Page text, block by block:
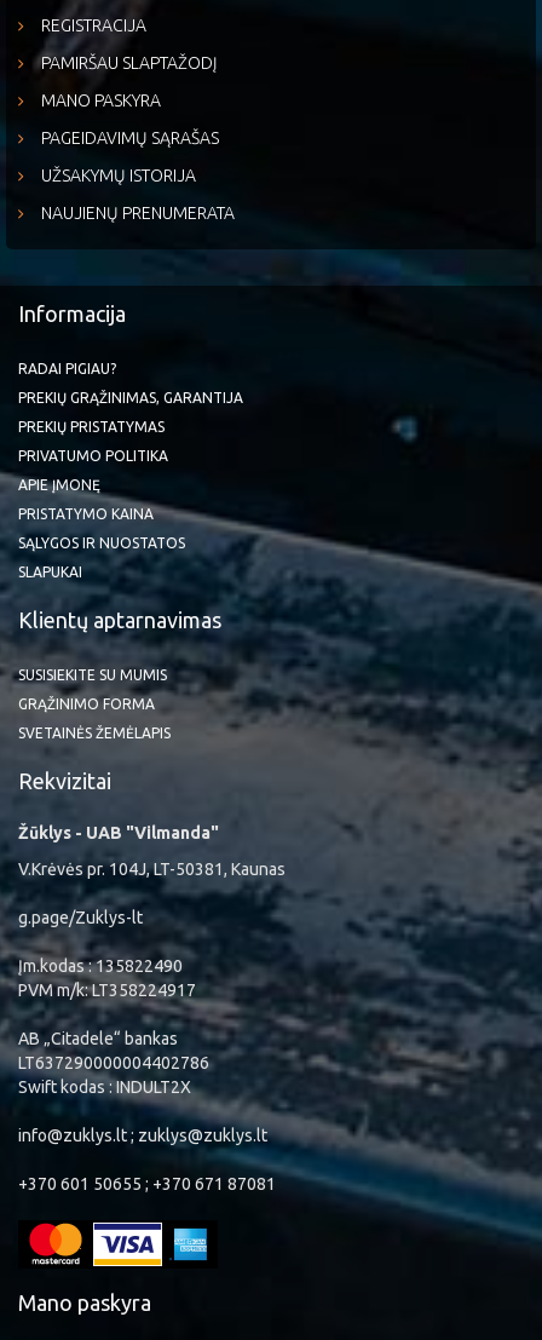
REGISTRACIJA
PAMIRŠAU SLAPTAŽODĮ
MANO PASKYRA
PAGEIDAVIMŲ SĄRAŠAS
UŽSAKYMŲ ISTORIJA
NAUJIENŲ PRENUMERATA
Informacija
RADAI PIGIAU?
PREKIŲ GRĄŽINIMAS, GARANTIJA
PREKIŲ PRISTATYMAS
PRIVATUMO POLITIKA
APIE ĮMONĘ
PRISTATYMO KAINA
SĄLYGOS IR NUOSTATOS
SLAPUKAI
Klientų aptarnavimas
SUSISIEKITE SU MUMIS
GRĄŽINIMO FORMA
SVETAINĖS ŽEMĖLAPIS
Rekvizitai
Žūklys - UAB "Vilmanda"
V.Krėvės pr. 104J, LT-50381, Kaunas
g.page/Zuklys-lt
Įm.kodas : 135822490
PVM m/k: LT358224917
AB „Citadele“ bankas
LT637290000004402786
Swift kodas : INDULT2X
info@zuklys.lt ; zuklys@zuklys.lt
+370 601 50655 ; +370 671 87081
Mano paskyra